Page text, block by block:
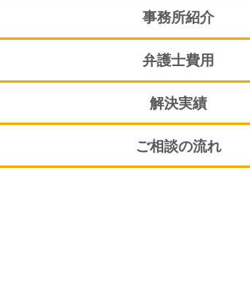
事務所紹介
弁護士費用
解決実績
ご相談の流れ